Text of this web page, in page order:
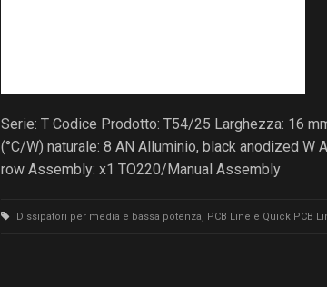
Serie: T Codice Prodotto: T54/25 Larghezza: 16
(°C/W) naturale: 8 AN Alluminio, black anodized W
row Assembly: x1 TO220/Manual Assembly
Dissipatori per media e bassa potenza, PCB Line e Quick PCB